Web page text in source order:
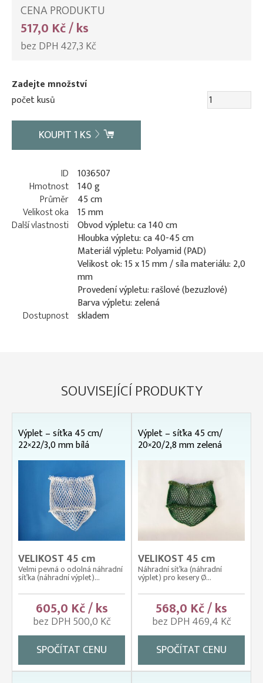
CENA PRODUKTU
517,0 Kč / ks
bez DPH 427,3 Kč
Zadejte množství
počet kusů
KOUPIT1 KS
ID 1036507
Hmotnost 140 g
Průměr 45 cm
Velikost oka 15 mm
Další vlastnosti Obvod výpletu: ca 140 cm
Hloubka výpletu: ca 40-45 cm
Materiál výpletu: Polyamid (PAD)
Velikost ok: 15 x 15 mm / síla materiálu: 2,0
mm
Provedení výpletu: rašlové (bezuzlové)
Barva výpletu: zelená
Dostupnost skladem
SOUVISEJÍCÍ PRODUKTY
Výplet – síťka 45 cm/
22×22/3,0 mm bílá
VELIKOST 45 cm
Velmi pevná o odolná náhradní
síťka (náhradní výplet)...
605,0 Kč / ks
bez DPH 500,0 Kč
SPOČÍTAT CENU
Výplet – síťka 45 cm/
20×20/2,8 mm zelená
VELIKOST 45 cm
Náhradní síťka (náhradní
výplet) pro kesery Ø...
568,0 Kč / ks
bez DPH 469,4 Kč
SPOČÍTAT CENU